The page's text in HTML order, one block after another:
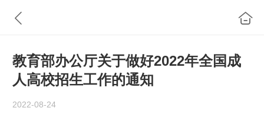
教育部办公厅关于做好2022年全国成
人高校招生工作的通知
2022-08-24